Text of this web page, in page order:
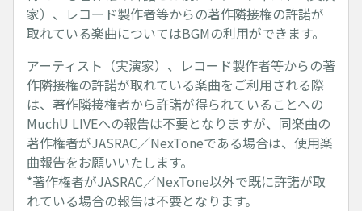
家）、レコード製作者等からの著作隣接権の許諾が
取れている楽曲についてはBGMの利用ができます。
アーティスト（実演家）、レコード製作者等からの著
作隣接権の許諾が取れている楽曲をご利用される際
は、著作隣接権者から許諾が得られていることへの
MuchU LIVEへの報告は不要となりますが、同楽曲の
著作権者がJASRAC／NexToneである場合は、使用楽
曲報告をお願いいたします。
*著作権者がJASRAC／NexTone以外で既に許諾が取
れている場合の報告は不要となります。